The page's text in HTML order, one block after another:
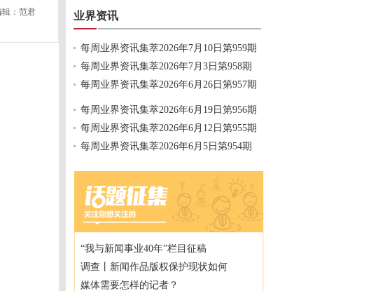
辑：范君
业界资讯
每周业界资讯集萃2026年7月10日第959期
每周业界资讯集萃2026年7月3日第958期
每周业界资讯集萃2026年6月26日第957期
每周业界资讯集萃2026年6月19日第956期
每周业界资讯集萃2026年6月12日第955期
每周业界资讯集萃2026年6月5日第954期
“我与新闻事业40年”栏目征稿
调查丨新闻作品版权保护现状如何
媒体需要怎样的记者？